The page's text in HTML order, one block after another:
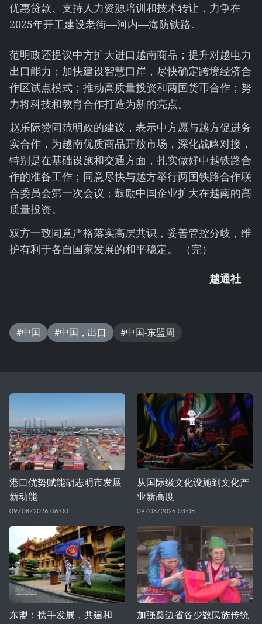
优惠贷款、支持人力资源培训和技术转让，力争在
2025年开工建设老街—河内—海防铁路。
范明政还提议中方扩大进口越南商品；提升对越电力
出口能力；加快建设智慧口岸，尽快确定跨境经济合
作区试点模式；推动高质量投资和两国货币合作；努
力将科技和教育合作打造为新的亮点。
赵乐际赞同范明政的建议，表示中方愿与越方促进务
实合作，为越南优质商品开放市场，深化战略对接，
特别是在基础设施和交通方面，扎实做好中越铁路合
作的准备工作；同意尽快与越方举行两国铁路合作联
合委员会第一次会议；鼓励中国企业扩大在越南的高
质量投资。
双方一致同意严格落实高层共识，妥善管控分歧，维
护有利于各自国家发展的和平稳定。 （完）
越通社
#中国 #中国，出口 #中国-东盟周
港口优势赋能胡志明市发展
新动能
09/08/2026 06:00
从国际级文化设施到文化产
业新高度
09/08/2026 03:08
东盟：携手发展，共建和
加强奠边省各少数民族传统